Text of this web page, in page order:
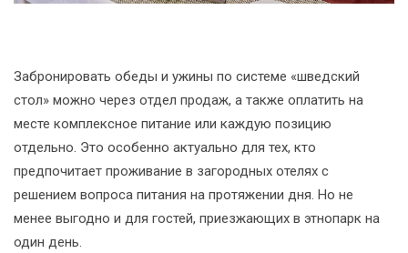
Забронировать обеды и ужины по системе «шведский
стол» можно через отдел продаж, а также оплатить на
месте комплексное питание или каждую позицию
отдельно. Это особенно актуально для тех, кто
предпочитает проживание в загородных отелях с
решением вопроса питания на протяжении дня. Но не
менее выгодно и для гостей, приезжающих в этнопарк на
один день.